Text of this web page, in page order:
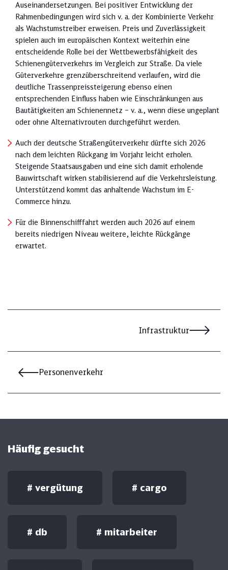
Auseinandersetzungen. Bei positiver Entwicklung der
Rahmenbedingungen wird sich v. a. der Kombinierte Verkehr
als Wachstumstreiber erweisen. Preis und Zuverlässigkeit
spielen auch im europäischen Kontext weiterhin eine
entscheidende Rolle bei der Wettbewerbsfähigkeit des
Schienengüterverkehrs im Vergleich zur Straße. Da viele
Güterverkehre grenzüberschreitend verlaufen, wird die
deutliche Trassenpreissteigerung ebenso einen
entsprechenden Einfluss haben wie Einschränkungen aus
Bautätigkeiten am Schienennetz – v. a., wenn diese ungeplant
oder ohne Alternativrouten durchgeführt werden.
Auch der deutsche Straßengüterverkehr dürfte sich 2026
nach dem leichten Rückgang im Vorjahr leicht erholen.
Steigende Staatsausgaben und eine sich damit erholende
Bauwirtschaft wirken stabilisierend auf die Verkehrsleistung.
Unterstützend kommt das anhaltende Wachstum im E-
Commerce hinzu.
Für die Binnenschifffahrt werden auch 2026 auf einem
bereits niedrigen Niveau weitere, leichte Rückgänge
erwartet.
Personenverkehr
Infrastruktur
Häufig gesucht
# vergütung # cargo
# db # mitarbeiter